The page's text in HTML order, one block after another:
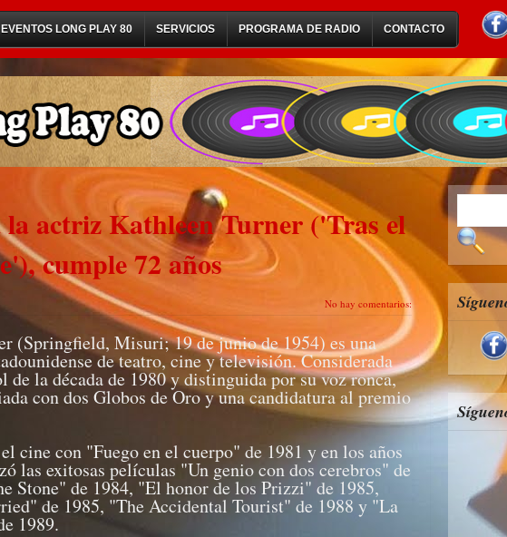
EVENTOS LONG PLAY 80 SERVICIOS PROGRAMA DE RADIO CONTACTO
la actriz Kathleen Turner ('Tras el
cumple 72 años
No hay comentarios:
(Springfield, Misuri; 19 de junio de 1954) es una
de teatro, cine y televisión. Considerada
de la década de 1980 y distinguida por su voz ronca,
con dos Globos de Oro y una candidatura al premio
cine con "Fuego en el cuerpo" de 1981 y en los años
las exitosas películas "Un genio con dos cerebros" de
Stone" de 1984, "El honor de los Prizzi" de 1985,
de 1985, "The Accidental Tourist" de 1988 y "La
1989.